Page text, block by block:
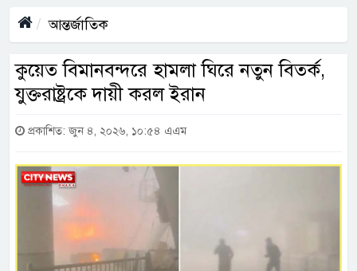
আন্তর্জাতিক
কুয়েত বিমানবন্দরে হামলা ঘিরে নতুন বিতর্ক,
যুক্তরাষ্ট্রকে দায়ী করল ইরান
প্রকাশিত: জুন ৪, ২০২৬, ১০:৫৪ এএম